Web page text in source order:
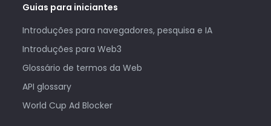
Guias para iniciantes
Introduções para navegadores, pesquisa e IA
Introduções para Web3
Glossário de termos da Web
API glossary
World Cup Ad Blocker